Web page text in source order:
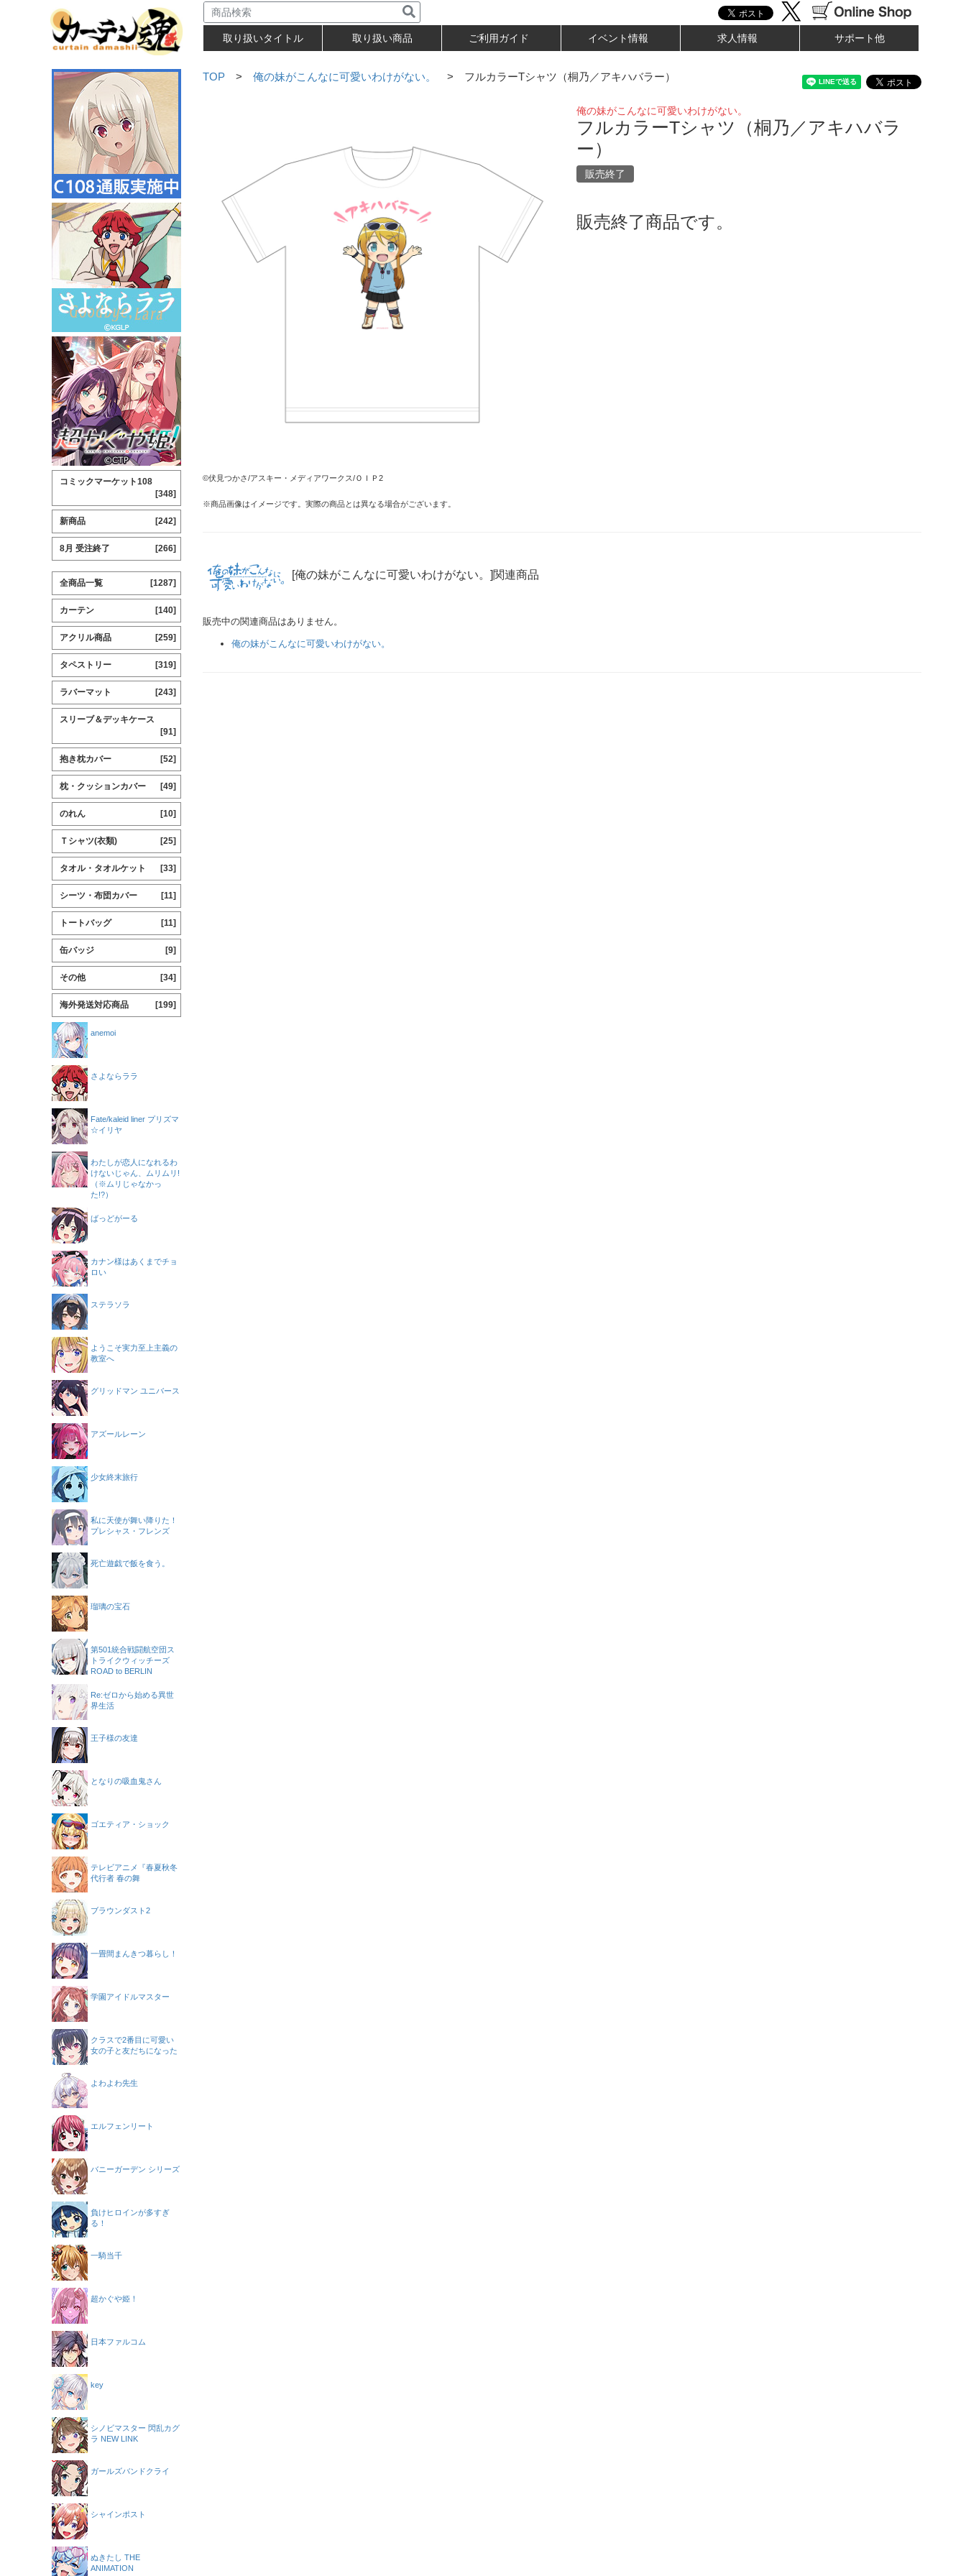
取り扱いタイトル 取り扱い商品 ご利用ガイド イベント情報 求人情報 サポート他
TOP > 俺の妹がこんなに可愛いわけがない。 > フルカラーTシャツ（桐乃／アキハバラー）
©伏見つかさ/アスキー・メディアワークス/ＯＩＰ2
※商品画像はイメージです。実際の商品とは異なる場合がございます。
俺の妹がこんなに可愛いわけがない。
フルカラーTシャツ（桐乃／アキハバラ
ー）
販売終了
販売終了商品です。
[俺の妹がこんなに可愛いわけがない。]関連商品
販売中の関連商品はありません。
俺の妹がこんなに可愛いわけがない。
コミックマーケット108
[348]
新商品 [242]
8月 受注終了 [266]
全商品一覧 [1287]
カーテン [140]
アクリル商品 [259]
タペストリー [319]
ラバーマット [243]
スリーブ＆デッキケース
[91]
抱き枕カバー [52]
枕・クッションカバー [49]
のれん [10]
Ｔシャツ(衣類) [25]
タオル・タオルケット [33]
シーツ・布団カバー [11]
トートバッグ [11]
缶バッジ [9]
その他 [34]
海外発送対応商品 [199]
anemoi
さよならララ
Fate/kaleid liner プリズマ
☆イリヤ
わたしが恋人になれるわ
けないじゃん、ムリムリ!
（※ムリじゃなかっ
た!?）
ばっどがーる
カナン様はあくまでチョ
ロい
ステラソラ
ようこそ実力至上主義の
教室へ
グリッドマン ユニバース
アズールレーン
少女終末旅行
私に天使が舞い降りた！
プレシャス・フレンズ
死亡遊戯で飯を食う。
瑠璃の宝石
第501統合戦闘航空団ス
トライクウィッチーズ
ROAD to BERLIN
Re:ゼロから始める異世
界生活
王子様の友達
となりの吸血鬼さん
ゴエティア・ショック
テレビアニメ『春夏秋冬
代行者 春の舞
ブラウンダスト2
一畳間まんきつ暮らし！
学園アイドルマスター
クラスで2番目に可愛い
女の子と友だちになった
よわよわ先生
エルフェンリート
バニーガーデン シリーズ
負けヒロインが多すぎ
る！
一騎当千
超かぐや姫！
日本ファルコム
key
シノビマスター 閃乱カグ
ラ NEW LINK
ガールズバンドクライ
シャインポスト
ぬきたし THE
ANIMATION